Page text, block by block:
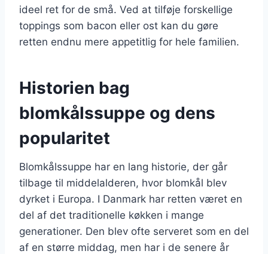
ideel ret for de små. Ved at tilføje forskellige
toppings som bacon eller ost kan du gøre
retten endnu mere appetitlig for hele familien.
Historien bag
blomkålssuppe og dens
popularitet
Blomkålssuppe har en lang historie, der går
tilbage til middelalderen, hvor blomkål blev
dyrket i Europa. I Danmark har retten været en
del af det traditionelle køkken i mange
generationer. Den blev ofte serveret som en del
af en større middag, men har i de senere år